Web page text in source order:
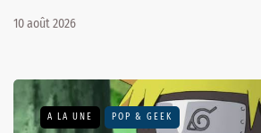
10 août 2026
A LA UNE POP & GEEK